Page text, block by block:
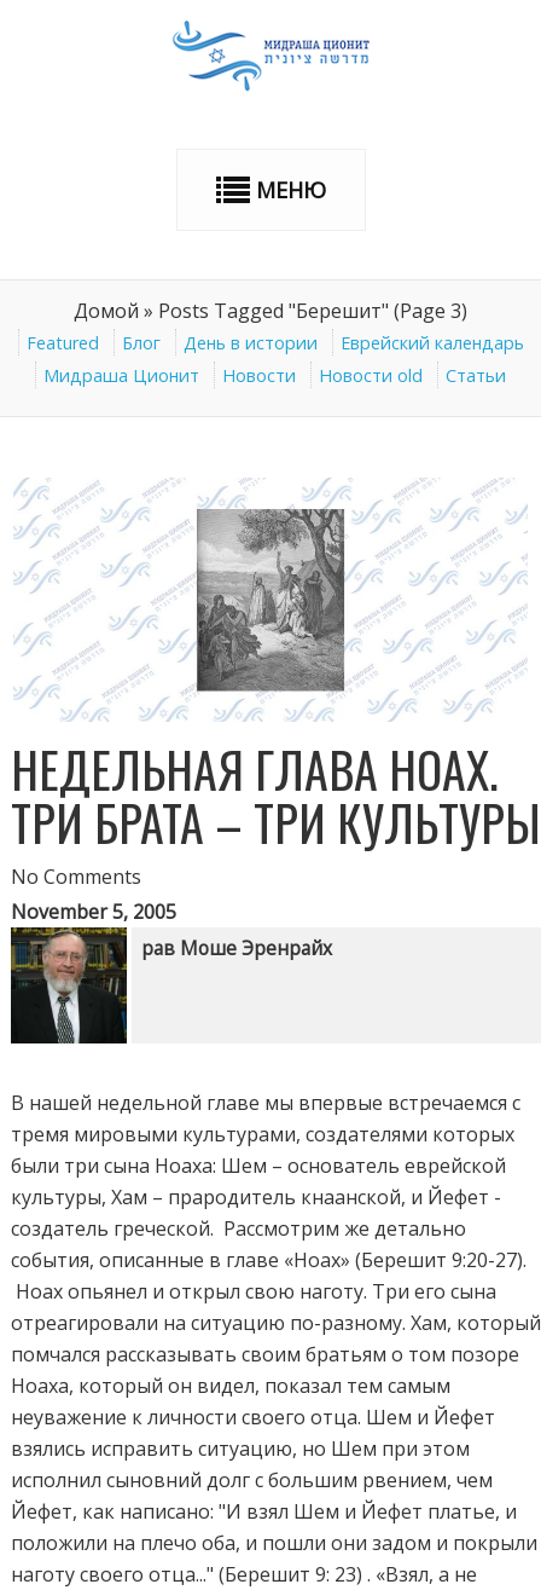
МЕНЮ
Домой » Posts Tagged "Берешит" (Page 3)
Featured Блог День в истории
Еврейский календарь
Мидраша Ционит
Новости Новости old Статьи
НЕДЕЛЬНАЯ ГЛАВА НОАХ.
ТРИ БРАТА – ТРИ КУЛЬТУРЫ
No Comments
November 5, 2005
рав Моше Эренрайх
В нашей недельной главе мы впервые встречаемся с
тремя мировыми культурами, создателями которых
были три сына Ноаха: Шем – основатель еврейской
культуры, Хам – прародитель кнаанской, и Йефет -
создатель греческой. Рассмотрим же детально
события, описанные в главе «Ноах» (Берешит 9:20-27).
Ноах опьянел и открыл свою наготу. Три его сына
отреагировали на ситуацию по-разному. Хам, который
помчался рассказывать своим братьям о том позоре
Ноаха, который он видел, показал тем самым
неуважение к личности своего отца. Шем и Йефет
взялись исправить ситуацию, но Шем при этом
исполнил сыновний долг с большим рвением, чем
Йефет, как написано: "И взял Шем и Йефет платье, и
положили на плечо оба, и пошли они задом и покрыли
наготу своего отца..." (Берешит 9: 23) . «Взял, а не